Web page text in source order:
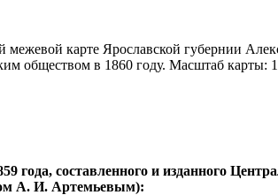
межевой карте Ярославской губернии
обществом в 1860 году. Масштаб
года, составленного и изданного
А. И. Артемьевым):